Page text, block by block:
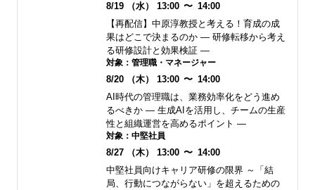
8/19 （水） 13:00 〜 14:00
【再配信】中原淳教授と考える！育成の成
果はどこで決まるのか ― 研修転移から考え
る研修設計と効果検証 ―
対象： 管理職・マネージャー
8/20 （木） 13:00 〜 14:00
AI時代の管理職は、業務効率化をどう進め
るべきか ― 生成AIを活用し、チームの生産
性と組織運営を高めるポイント ―
対象： 中堅社員
8/27 （木） 13:00 〜 14:00
中堅社員向けキャリア研修の限界 ～「結
局、行動につながらない」を超えるための